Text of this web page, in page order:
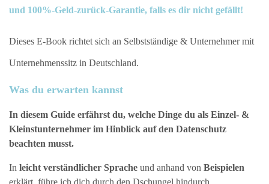
und 100%-Geld-zurück-Garantie, falls es dir nicht gefällt!
Dieses E-Book richtet sich an Selbstständige & Unternehmer mit
Unternehmenssitz in Deutschland.
Was du erwarten kannst
In diesem Guide erfährst du, welche Dinge du als Einzel- &
Kleinstunternehmer im Hinblick auf den Datenschutz
beachten musst.
In leicht verständlicher Sprache und anhand von Beispielen
erklärt, führe ich dich durch den Dschungel hindurch.